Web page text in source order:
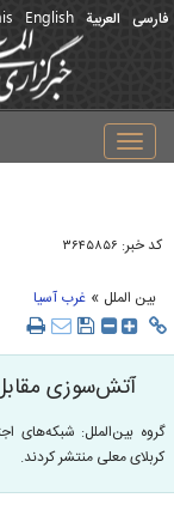
فارسی العربیة English
Toggle
navigation
کد خبر: ۳۶۴۵۸۵۶
بین الملل » غرب آسیا
آتش‌سوزی
گروه بین‌الملل:
کربلای معلی منتشر کردند.